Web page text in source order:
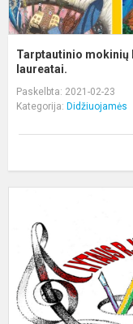
Tarptautinio mokinių
laureatai.
Paskelbta: 2021-02-23
Kategorija: Didžiuojamės